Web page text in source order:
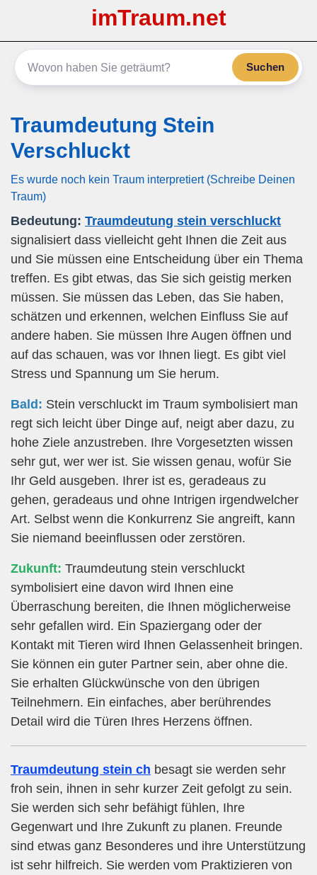
imTraum.net
Suchen
Traumdeutung Stein
Verschluckt
Es wurde noch kein Traum interpretiert (Schreibe Deinen
Traum)
Bedeutung: Traumdeutung stein verschluckt
signalisiert dass vielleicht geht Ihnen die Zeit aus
und Sie müssen eine Entscheidung über ein Thema
treffen. Es gibt etwas, das Sie sich geistig merken
müssen. Sie müssen das Leben, das Sie haben,
schätzen und erkennen, welchen Einfluss Sie auf
andere haben. Sie müssen Ihre Augen öffnen und
auf das schauen, was vor Ihnen liegt. Es gibt viel
Stress und Spannung um Sie herum.
Bald: Stein verschluckt im Traum symbolisiert man
regt sich leicht über Dinge auf, neigt aber dazu, zu
hohe Ziele anzustreben. Ihre Vorgesetzten wissen
sehr gut, wer wer ist. Sie wissen genau, wofür Sie
Ihr Geld ausgeben. Ihrer ist es, geradeaus zu
gehen, geradeaus und ohne Intrigen irgendwelcher
Art. Selbst wenn die Konkurrenz Sie angreift, kann
Sie niemand beeinflussen oder zerstören.
Zukunft: Traumdeutung stein verschluckt
symbolisiert eine davon wird Ihnen eine
Überraschung bereiten, die Ihnen möglicherweise
sehr gefallen wird. Ein Spaziergang oder der
Kontakt mit Tieren wird Ihnen Gelassenheit bringen.
Sie können ein guter Partner sein, aber ohne die.
Sie erhalten Glückwünsche von den übrigen
Teilnehmern. Ein einfaches, aber berührendes
Detail wird die Türen Ihres Herzens öffnen.
Traumdeutung stein ch besagt sie werden sehr
froh sein, ihnen in sehr kurzer Zeit gefolgt zu sein.
Sie werden sich sehr befähigt fühlen, Ihre
Gegenwart und Ihre Zukunft zu planen. Freunde
sind etwas ganz Besonderes und ihre Unterstützung
ist sehr hilfreich. Sie werden vom Praktizieren von